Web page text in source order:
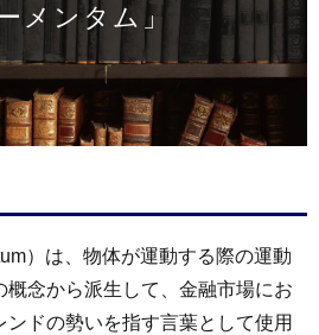
メンタム」
）は、物体が運動する際の運動
念から派生して、金融市場にお
ドの勢いを指す言葉として使用